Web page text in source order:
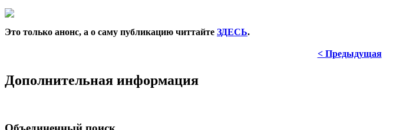
Это только анонс, а о саму публикацию читтайте ЗДЕСЬ.
< Предыдущая
Дополнительная информация